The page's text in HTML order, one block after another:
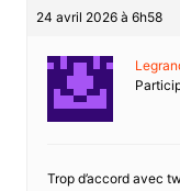
24 avril 2026 à 6h58
Trop d’accord avec